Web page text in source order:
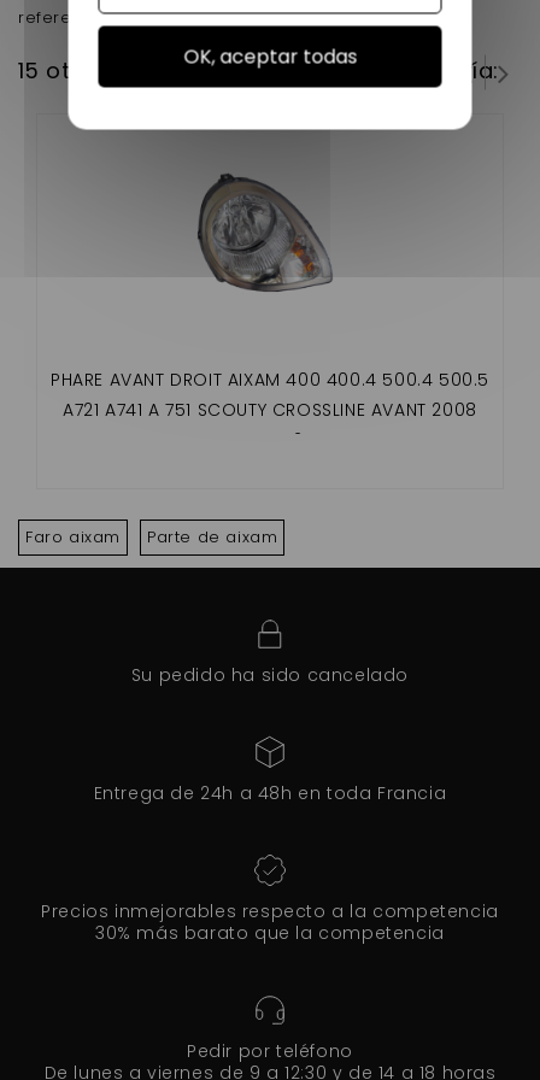
reference d'origine : 8AY004
15 otros productos en la misma categoría:
PHARE AVANT DROIT AIXAM 400 400.4 500.4 500.5
A721 A741 A 751 SCOUTY CROSSLINE AVANT 2008
MEGA 2
Faro aixam Parte de aixam
Su pedido ha sido cancelado
Entrega de 24h a 48h en toda Francia
Precios inmejorables respecto a la competencia
30% más barato que la competencia
Pedir por teléfono
De lunes a viernes de 9 a 12:30 y de 14 a 18 horas
OK, aceptar todas